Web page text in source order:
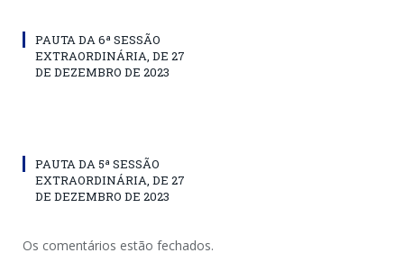
PAUTA DA 6ª SESSÃO
EXTRAORDINÁRIA, DE 27
DE DEZEMBRO DE 2023
PAUTA DA 5ª SESSÃO
EXTRAORDINÁRIA, DE 27
DE DEZEMBRO DE 2023
Os comentários estão fechados.